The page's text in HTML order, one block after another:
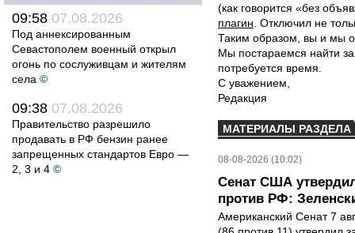
09:58 07.08.2026
Под аннексированным
Севастополем военный открыл
огонь по сослуживцам и жителям
села ©
09:38 07.08.2026
Правительство разрешило
продавать в РФ бензин ранее
запрещенных стандартов Евро —
2, 3 и 4 ©
(как говорится «без
плагин . Отключил не
Таким образом, вы и мы
Мы постараемся найти
потребуется время.
С уважением,
Редакция
МАТЕРИАЛЫ РАЗДЕЛА
08-08-2026 (10:02)
Сенат США
против РФ:
Американский Сенат 7